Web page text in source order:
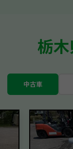
栃
中古車